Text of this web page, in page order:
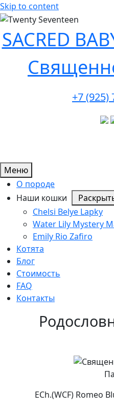
Skip to content
SACRED
+7 (925)
Меню
О породе
Наши кошки
Chelsi Belye Lapky
Water Lily Mystery
Emily Rio Zafiro
Котята
Блог
Стоимость
FAQ
Контакты
ECh.(WCF) Romeo